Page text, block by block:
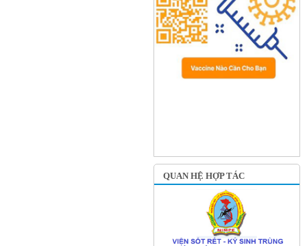
QUAN HỆ HỢP TÁC